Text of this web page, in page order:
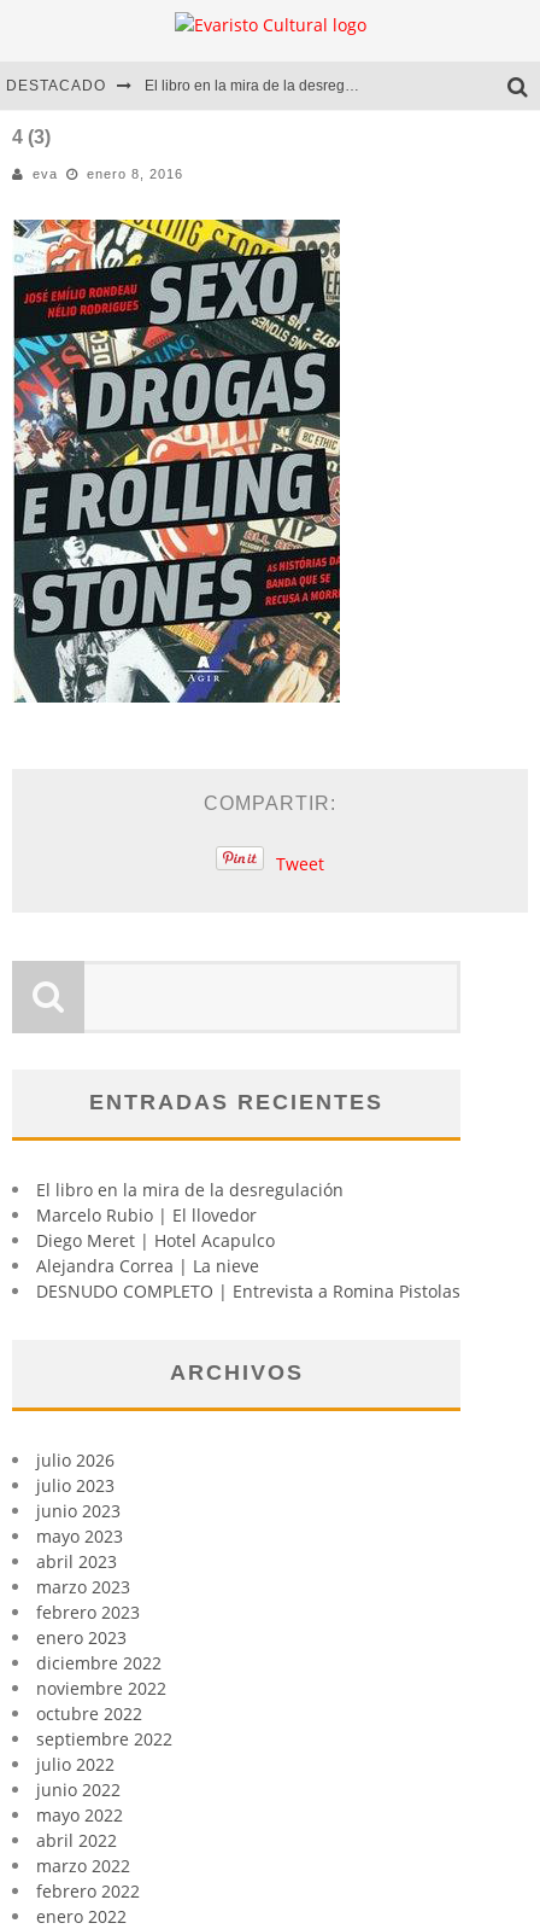
DESTACADO El libro en la mira de la desregulación
Diego Meret | Hotel Acapulco
Alejandra Correa | La nieve
4 (3)
eva enero 8, 2016
COMPARTIR:
Tweet
ENTRADAS RECIENTES
El libro en la mira de la desregulación
Marcelo Rubio | El llovedor
Diego Meret | Hotel Acapulco
Alejandra Correa | La nieve
DESNUDO COMPLETO | Entrevista a Romina Pistolas
ARCHIVOS
julio 2026
julio 2023
junio 2023
mayo 2023
abril 2023
marzo 2023
febrero 2023
enero 2023
diciembre 2022
noviembre 2022
octubre 2022
septiembre 2022
julio 2022
junio 2022
mayo 2022
abril 2022
marzo 2022
febrero 2022
enero 2022